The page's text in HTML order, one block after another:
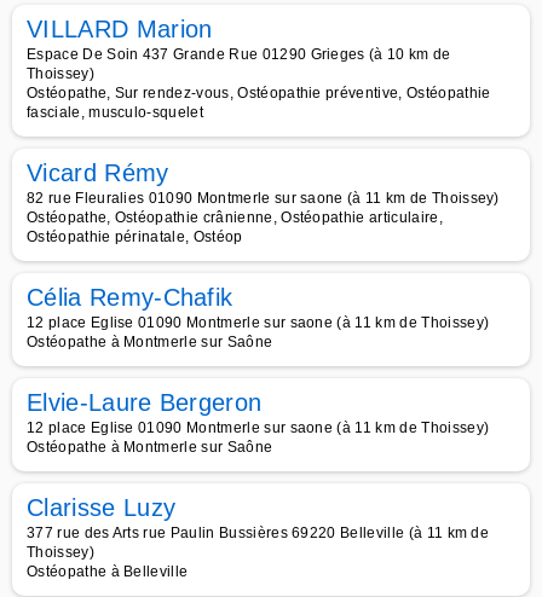
VILLARD Marion
Espace De Soin 437 Grande Rue 01290 Grieges (à 10 km de
Thoissey)
Ostéopathe, Sur rendez-vous, Ostéopathie préventive, Ostéopathie
fasciale, musculo-squelet
Vicard Rémy
82 rue Fleuralies 01090 Montmerle sur saone (à 11 km de Thoissey)
Ostéopathe, Ostéopathie crânienne, Ostéopathie articulaire,
Ostéopathie périnatale, Ostéop
Célia Remy-Chafik
12 place Eglise 01090 Montmerle sur saone (à 11 km de Thoissey)
Ostéopathe à Montmerle sur Saône
Elvie-Laure Bergeron
12 place Eglise 01090 Montmerle sur saone (à 11 km de Thoissey)
Ostéopathe à Montmerle sur Saône
Clarisse Luzy
377 rue des Arts rue Paulin Bussières 69220 Belleville (à 11 km de
Thoissey)
Ostéopathe à Belleville